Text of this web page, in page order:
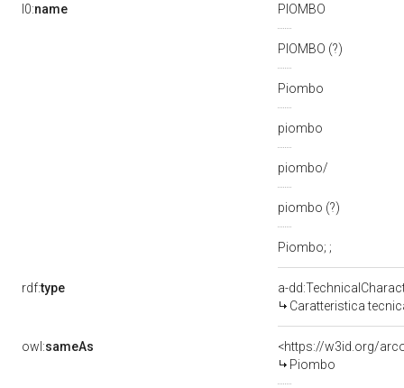
l0:name PIOMBO
PIOMBO (?)
Piombo
piombo
piombo/
piombo (?)
Piombo; ;
rdf:type
a-
Caratteristica
owl:sameAs
<https://w3id.org/
Piombo